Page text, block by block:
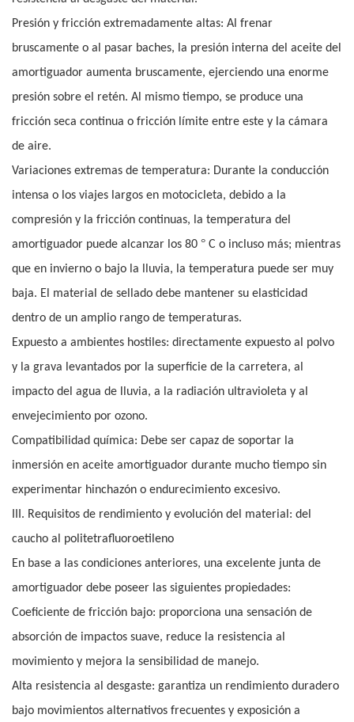
Presión y fricción extremadamente altas: Al frenar
bruscamente o al pasar baches, la presión interna del aceite del
amortiguador aumenta bruscamente, ejerciendo una enorme
presión sobre el retén. Al mismo tiempo, se produce una
fricción seca continua o fricción límite entre este y la cámara
de aire.
Variaciones extremas de temperatura: Durante la conducción
intensa o los viajes largos en motocicleta, debido a la
compresión y la fricción continuas, la temperatura del
amortiguador puede alcanzar los 80 ° C o incluso más; mientras
que en invierno o bajo la lluvia, la temperatura puede ser muy
baja. El material de sellado debe mantener su elasticidad
dentro de un amplio rango de temperaturas.
Expuesto a ambientes hostiles: directamente expuesto al polvo
y la grava levantados por la superficie de la carretera, al
impacto del agua de lluvia, a la radiación ultravioleta y al
envejecimiento por ozono.
Compatibilidad química: Debe ser capaz de soportar la
inmersión en aceite amortiguador durante mucho tiempo sin
experimentar hinchazón o endurecimiento excesivo.
III. Requisitos de rendimiento y evolución del material: del
caucho al politetrafluoroetileno
En base a las condiciones anteriores, una excelente junta de
amortiguador debe poseer las siguientes propiedades:
Coeficiente de fricción bajo: proporciona una sensación de
absorción de impactos suave, reduce la resistencia al
movimiento y mejora la sensibilidad de manejo.
Alta resistencia al desgaste: garantiza un rendimiento duradero
bajo movimientos alternativos frecuentes y exposición a